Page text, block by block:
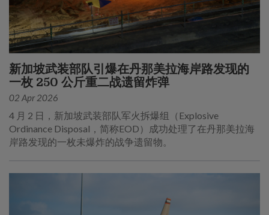
新加坡武装部队引爆在丹那美拉海岸路发现的
一枚 250 公斤重二战遗留炸弹
02 Apr 2026
4 月 2 日，新加坡武装部队军火拆爆组（Explosive
Ordinance Disposal，简称EOD）成功处理了在丹那美拉海
岸路发现的一枚未爆炸的战争遗留物。